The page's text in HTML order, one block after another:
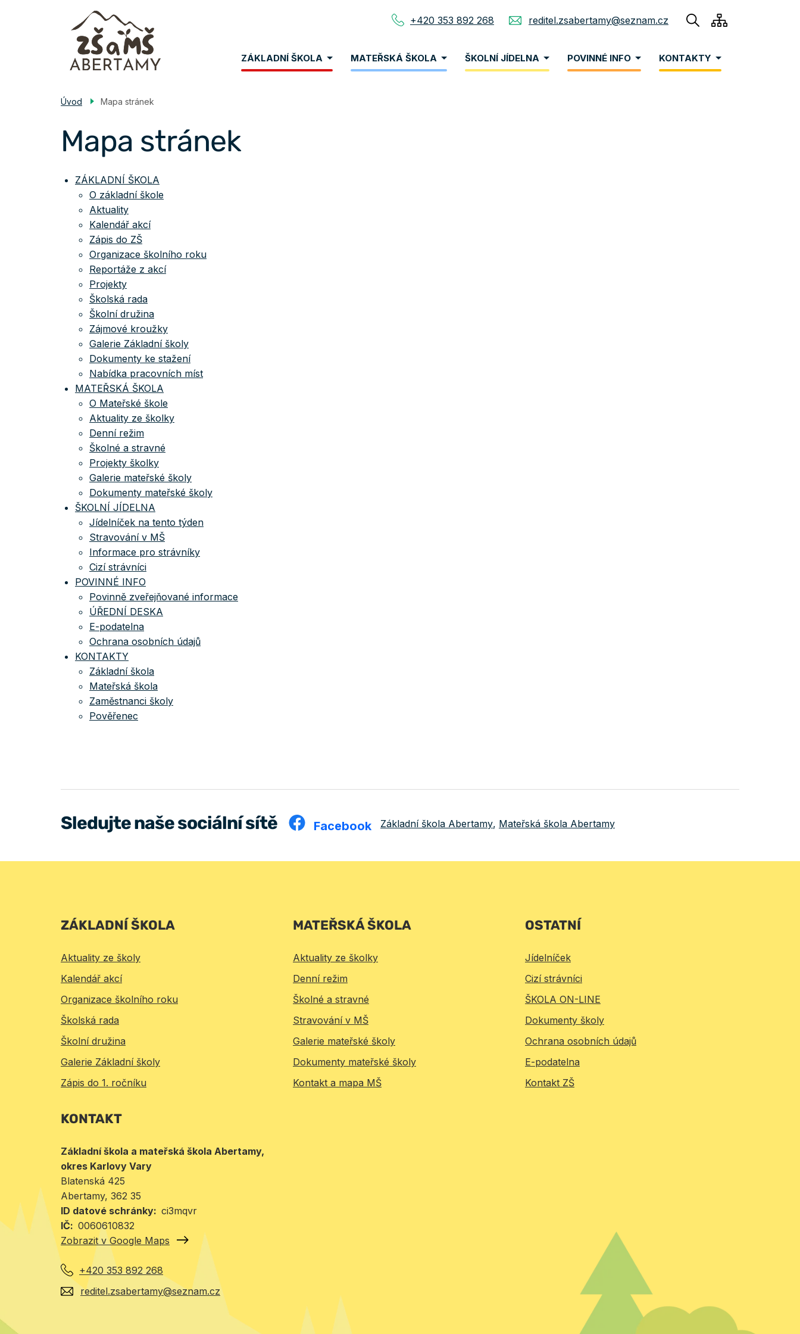
+420 353 892 268 reditel.zsabertamy@seznam.cz
Menu
ZÁKLADNÍ ŠKOLA MATEŘSKÁ ŠKOLA ŠKOLNÍ JÍDELNA POVINNÉ INFO KONTAKTY
Úvod Mapa stránek
Mapa stránek
Mapa
stránek
ZÁKLADNÍ ŠKOLA
O základní škole
Aktuality
Kalendář akcí
Zápis do ZŠ
Organizace školního roku
Reportáže z akcí
Projekty
Školská rada
Školní družina
Zájmové kroužky
Galerie Základní školy
Dokumenty ke stažení
Nabídka pracovních míst
MATEŘSKÁ ŠKOLA
O Mateřské škole
Aktuality ze školky
Denní režim
Školné a stravné
Projekty školky
Galerie mateřské školy
Dokumenty mateřské školy
ŠKOLNÍ JÍDELNA
Jídelníček na tento týden
Stravování v MŠ
Informace pro strávníky
Cizí strávníci
POVINNÉ INFO
Povinně zveřejňované informace
ÚŘEDNÍ DESKA
E-podatelna
Ochrana osobních údajů
KONTAKTY
Základní škola
Mateřská škola
Zaměstnanci školy
Pověřenec
Sledujte naše sociální sítě Facebook Základní škola Abertamy, Mateřská škola Abertamy
ZÁKLADNÍ ŠKOLA
Aktuality ze školy
Kalendář akcí
Organizace školního roku
Školská rada
Školní družina
Galerie Základní školy
Zápis do 1. ročníku
MATEŘSKÁ ŠKOLA
Aktuality ze školky
Denní režim
Školné a stravné
Stravování v MŠ
Galerie mateřské školy
Dokumenty mateřské školy
Kontakt a mapa MŠ
OSTATNÍ
Jídelníček
Cizí strávníci
ŠKOLA ON-LINE
Dokumenty školy
Ochrana osobních údajů
E-podatelna
Kontakt ZŠ
KONTAKT
Základní škola a mateřská škola Abertamy,
okres Karlovy Vary
Blatenská 425
Abertamy, 362 35
ID datové schránky
ci3mqvr
IČ
0060610832
Zobrazit v Google Maps
+420 353 892 268
reditel.zsabertamy@seznam.cz